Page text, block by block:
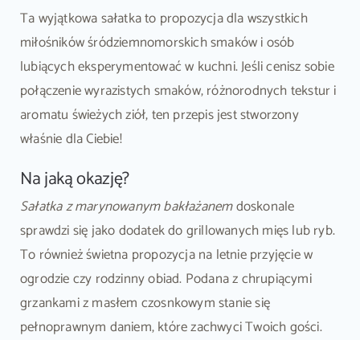
Ta wyjątkowa sałatka to propozycja dla wszystkich
miłośników śródziemnomorskich smaków i osób
lubiących eksperymentować w kuchni. Jeśli cenisz sobie
połączenie wyrazistych smaków, różnorodnych tekstur i
aromatu świeżych ziół, ten przepis jest stworzony
właśnie dla Ciebie!
Na jaką okazję?
Sałatka z marynowanym bakłażanemdoskonale
sprawdzi się jako dodatek do grillowanych mięs lub ryb.
To również świetna propozycja na letnie przyjęcie w
ogrodzie czy rodzinny obiad. Podana z chrupiącymi
grzankami z masłem czosnkowym stanie się
pełnoprawnym daniem, które zachwyci Twoich gości.